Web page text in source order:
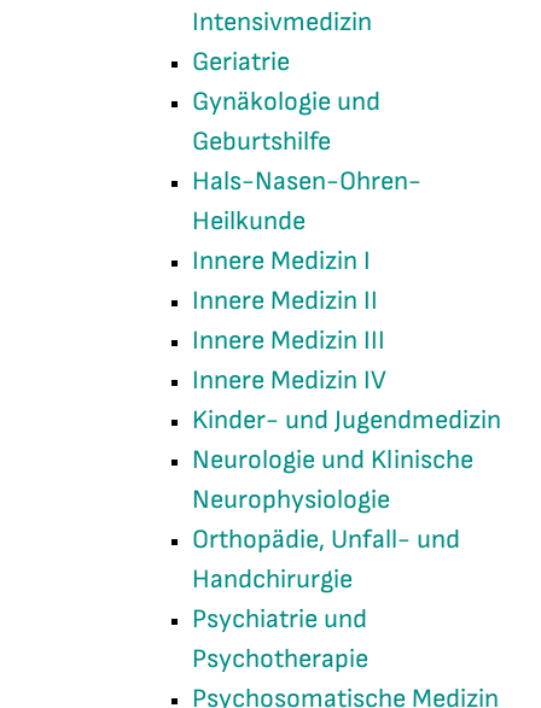
Intensivmedizin
Geriatrie
Gynäkologie und
Geburtshilfe
Hals-Nasen-Ohren-
Heilkunde
Innere Medizin I
Innere Medizin II
Innere Medizin III
Innere Medizin IV
Kinder- und Jugendmedizin
Neurologie und Klinische
Neurophysiologie
Orthopädie, Unfall- und
Handchirurgie
Psychiatrie und
Psychotherapie
Psychosomatische Medizin